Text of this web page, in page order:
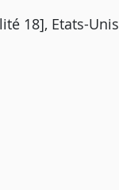
18], Etats-Unis